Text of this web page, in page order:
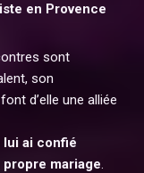
en Provence
sont
son
d’elle une alliée
lui ai confié
mariage.